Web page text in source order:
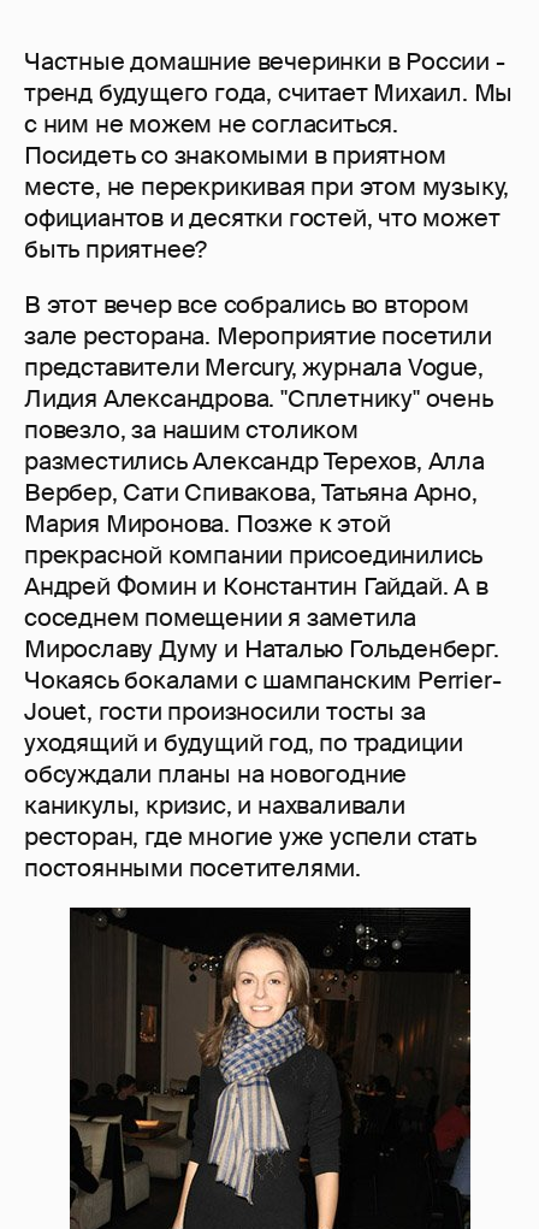
Частные домашние вечеринки в России -
тренд будущего года, считает Михаил. Мы
с ним не можем не согласиться.
Посидеть со знакомыми в приятном
месте, не перекрикивая при этом музыку,
официантов и десятки гостей, что может
быть приятнее?
В этот вечер все собрались во втором
зале ресторана. Мероприятие посетили
представители Mercury, журнала Vogue,
Лидия Александрова. "Сплетнику" очень
повезло, за нашим столиком
разместились Александр Терехов, Алла
Вербер, Сати Спивакова, Татьяна Арно,
Мария Миронова. Позже к этой
прекрасной компании присоединились
Андрей Фомин и Константин Гайдай. А в
соседнем помещении я заметила
Мирославу Думу и Наталью Гольденберг.
Чокаясь бокалами с шампанским Perrier-
Jouet, гости произносили тосты за
уходящий и будущий год, по традиции
обсуждали планы на новогодние
каникулы, кризис, и нахваливали
ресторан, где многие уже успели стать
постоянными посетителями.